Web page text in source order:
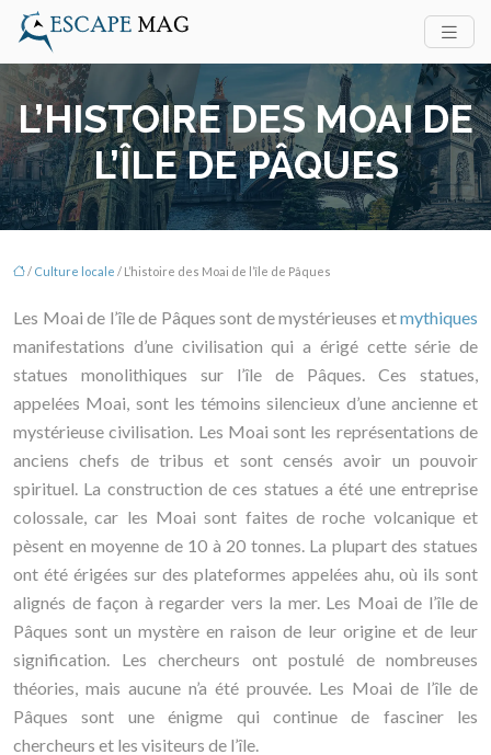
L’HISTOIRE DES MOAI DE
L’ÎLE DE PÂQUES
/ Culture locale / L’histoire des Moai de l’île de Pâques
Les Moai de l’île de Pâques sont de mystérieuses etmythiques
manifestations d’une civilisation qui a érigé cette série de
statues monolithiques sur l’île de Pâques. Ces statues,
appelées Moai, sont les témoins silencieux d’une ancienne et
mystérieuse civilisation. Les Moai sont les représentations de
anciens chefs de tribus et sont censés avoir un pouvoir
spirituel. La construction de ces statues a été une entreprise
colossale, car les Moai sont faites de roche volcanique et
pèsent en moyenne de 10 à 20 tonnes. La plupart des statues
ont été érigées sur des plateformes appelées ahu, où ils sont
alignés de façon à regarder vers la mer. Les Moai de l’île de
Pâques sont un mystère en raison de leur origine et de leur
signification. Les chercheurs ont postulé de nombreuses
théories, mais aucune n’a été prouvée. Les Moai de l’île de
Pâques sont une énigme qui continue de fasciner les
chercheurs et les visiteurs de l’île.